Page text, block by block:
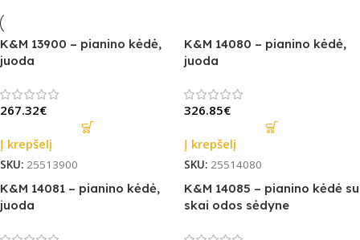
K&M 13900 – pianino kėdė,
juoda
267.32€
Į krepšelį
SKU: 25513900
K&M 14080 – pianino kėdė,
juoda
326.85€
Į krepšelį
SKU: 25514080
K&M 14081 – pianino kėdė,
juoda
K&M 14085 – pianino kėdė su
skai odos sėdyne